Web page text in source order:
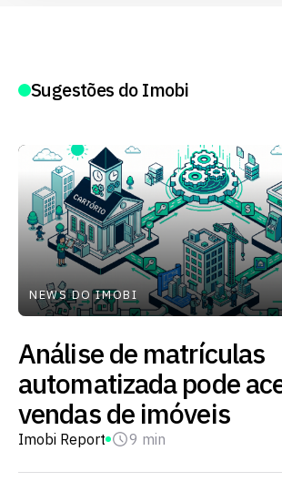
Sugestões do Imobi
NEWS DO IMOBI
Análise de matrículas
automatizada pode
vendas de imóveis
Imobi Report 9 min